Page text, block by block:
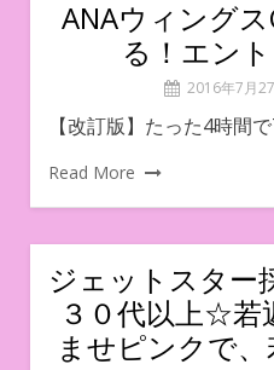
ANAウィングス
る！エン
2016年7月
【改訂版】たった4時間
Read More
ジェットスタ
３０代以上☆若
ませピンクで